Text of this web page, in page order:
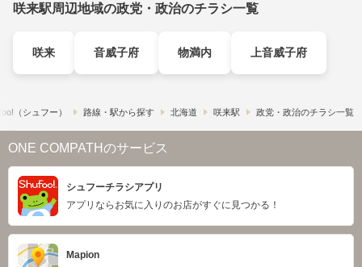
咲来駅周辺地域の政党・政治のチラシ一覧
咲来 音威子府 物満内 上音威子府
（シュフー） 路線・駅から探す 北海道 咲来駅 政党・政治のチラシ一覧
ONE COMPATHのサービス
シュフーチラシアプリ
アプリならお気に入りのお店がすぐに見つかる！
Mapion